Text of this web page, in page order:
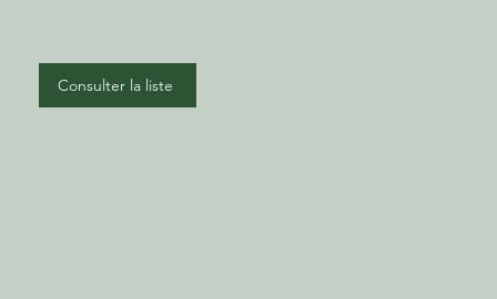
Consulter la liste